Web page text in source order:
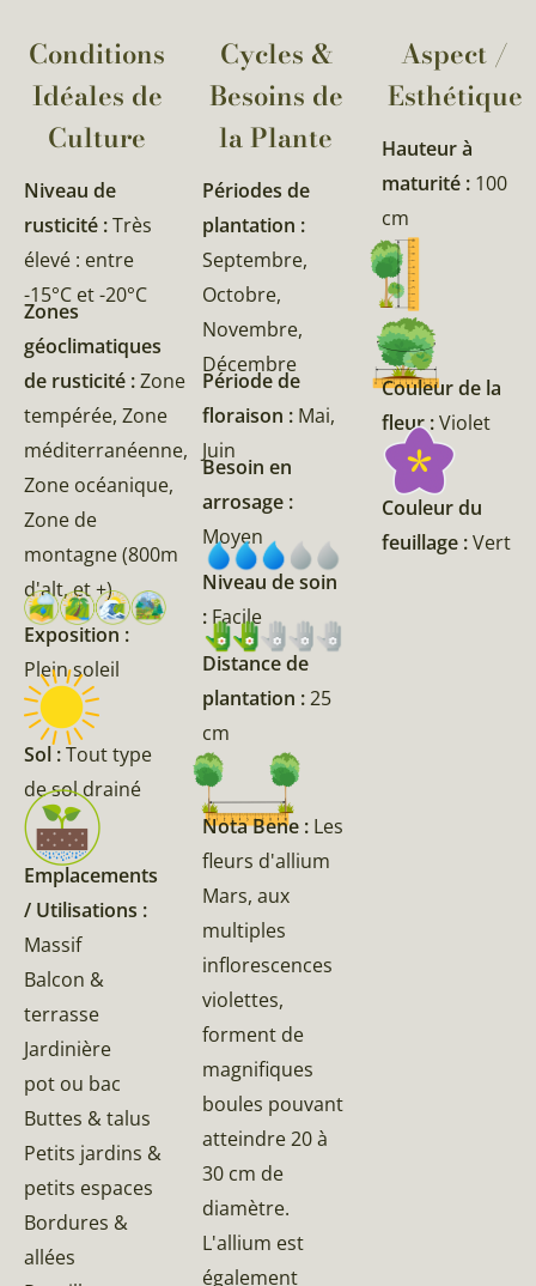
Conditions
Idéales de
Culture
Niveau de
rusticité :Très
élevé : entre
-15°C et -20°C
Zones
géoclimatiques
de rusticité :Zone
tempérée, Zone
méditerranéenne,
Zone océanique,
Zone de
montagne (800m
d'alt, et +)
Exposition :
Plein soleil
Sol :Tout type
de sol drainé
Emplacements
/ Utilisations :
Massif
Balcon &
terrasse
Jardinière
pot ou bac
Buttes & talus
Petits jardins &
petits espaces
Bordures &
allées
Cycles &
Besoins de
la Plante​
Périodes de
plantation :
Septembre,
Octobre,
Novembre,
Décembre
Période de
floraison : Mai,
Juin
Besoin en
arrosage :
Moyen
Niveau de soin
: Facile
Distance de
plantation :25
cm
Nota Bene : Les
fleurs d'allium
Mars, aux
multiples
inflorescences
violettes,
forment de
magnifiques
boules pouvant
atteindre 20 à
30 cm de
diamètre.
L'allium est
également
Aspect /
Esthétique
Hauteur à
maturité : 100
cm
Couleur de la
fleur :Violet
Couleur du
feuillage :Vert